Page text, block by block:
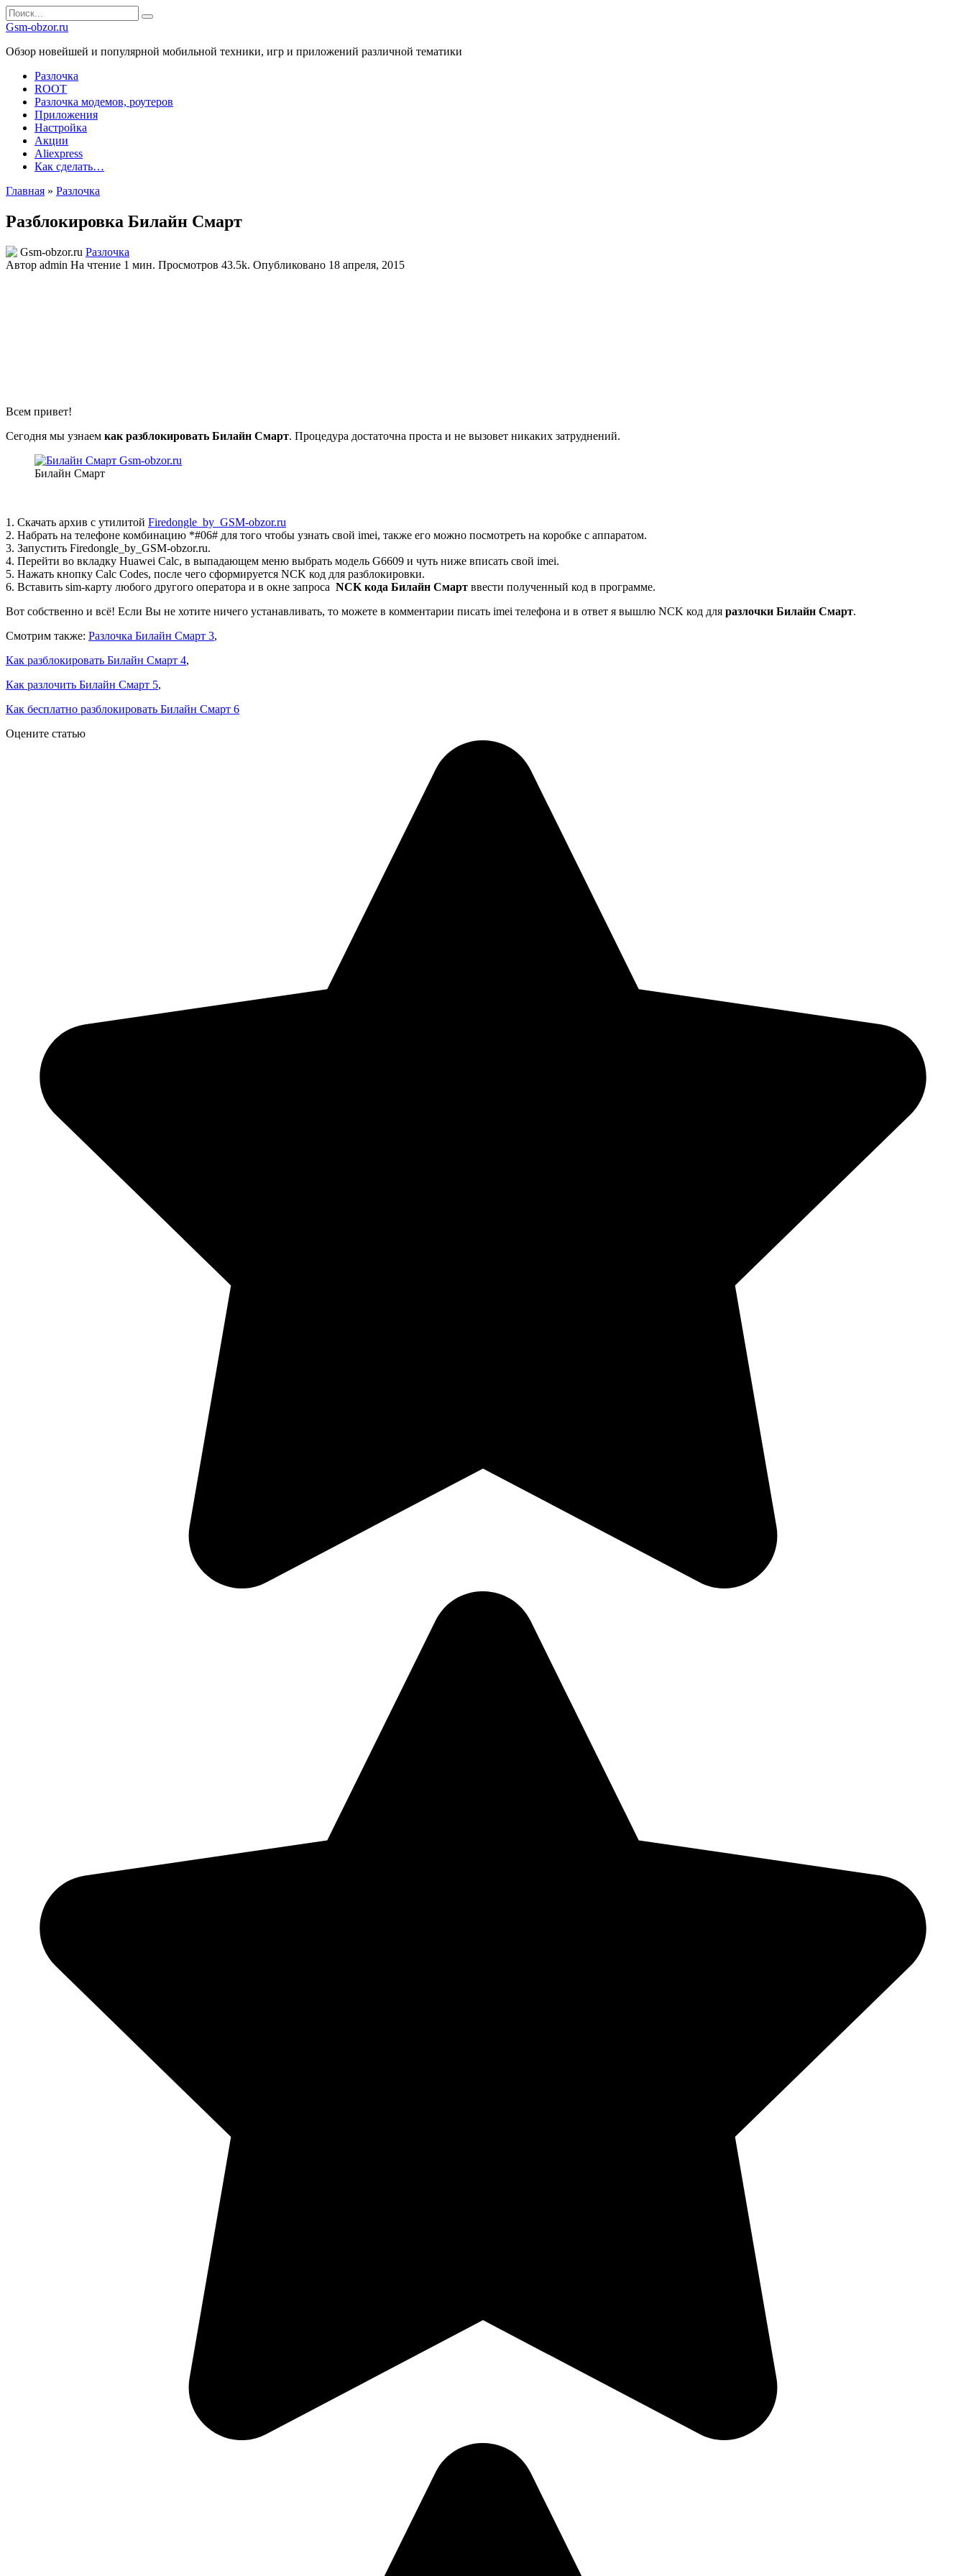
Перейти
к
Search
for:
Gsm-obzor.ru
Обзор новейшей и популярной мобильной техники, игр и приложений различной тематики
Разлочка
ROOT
Разлочка модемов, роутеров
Приложения
Настройка
Акции
Aliexpress
Как сделать…
Главная » Разлочка
Разблокировка Билайн Смарт
Разлочка
Автор admin На чтение 1 мин. Просмотров 43.5k. Опубликовано 18 апреля, 2015
Всем привет!
Сегодня мы узнаем как разблокировать Билайн Смарт. Процедура достаточна проста и не вызовет никаких затруднений.
Билайн Смарт
1. Скачать архив с утилитой Firedongle_by_GSM-obzor.ru
2. Набрать на телефоне комбинацию *#06# для того чтобы узнать свой imei, также его можно посмотреть на коробке с аппаратом.
3. Запустить Firedongle_by_GSM-obzor.ru.
4. Перейти во вкладку Huawei Calc, в выпадающем меню выбрать модель G6609 и чуть ниже вписать свой imei.
5. Нажать кнопку Calc Codes, после чего сформируется NCK код для разблокировки.
6. Вставить sim-карту любого другого оператора и в окне запроса NCK кода Билайн Смарт ввести полученный код в программе.
Вот собственно и всё! Если Вы не хотите ничего устанавливать, то можете в комментарии писать imei телефона и в ответ я вышлю NCK код для разлочки Билайн Смарт.
Смотрим также: Разлочка Билайн Смарт 3,
Как разблокировать Билайн Смарт 4,
Как разлочить Билайн Смарт 5,
Как бесплатно разблокировать Билайн Смарт 6
Оцените статью